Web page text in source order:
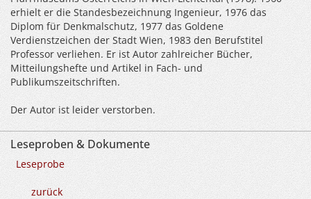
erhielt er die Standesbezeichnung Ingenieur, 1976 das
Diplom für Denkmalschutz, 1977 das Goldene
Verdienstzeichen der Stadt Wien, 1983 den Berufstitel
Professor verliehen. Er ist Autor zahlreicher Bücher,
Mitteilungshefte und Artikel in Fach- und
Publikumszeitschriften.
Der Autor ist leider verstorben.
Leseproben & Dokumente
Leseprobe
zurück